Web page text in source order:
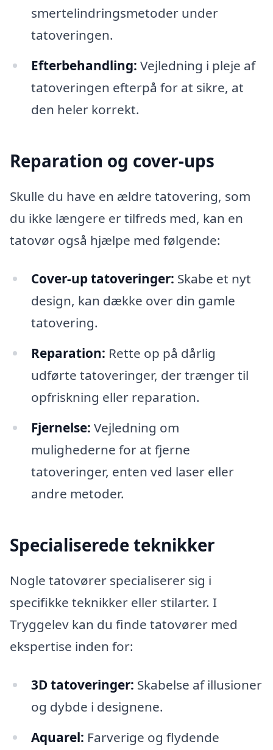
smertelindringsmetoder under
tatoveringen.
Efterbehandling: Vejledning i pleje af
tatoveringen efterpå for at sikre, at
den heler korrekt.
Reparation og cover-ups
Skulle du have en ældre tatovering, som
du ikke længere er tilfreds med, kan en
tatovør også hjælpe med følgende:
Cover-up tatoveringer: Skabe et nyt
design, kan dække over din gamle
tatovering.
Reparation: Rette op på dårlig
udførte tatoveringer, der trænger til
opfriskning eller reparation.
Fjernelse: Vejledning om
mulighederne for at fjerne
tatoveringer, enten ved laser eller
andre metoder.
Specialiserede teknikker
Nogle tatovører specialiserer sig i
specifikke teknikker eller stilarter. I
Tryggelev kan du finde tatovører med
ekspertise inden for:
3D tatoveringer: Skabelse af illusioner
og dybde i designene.
Aquarel: Farverige og flydende